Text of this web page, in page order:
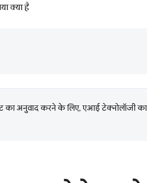
क्या है
का अनुवाद करने के लिए, एआई टेक्नोलॉजी का